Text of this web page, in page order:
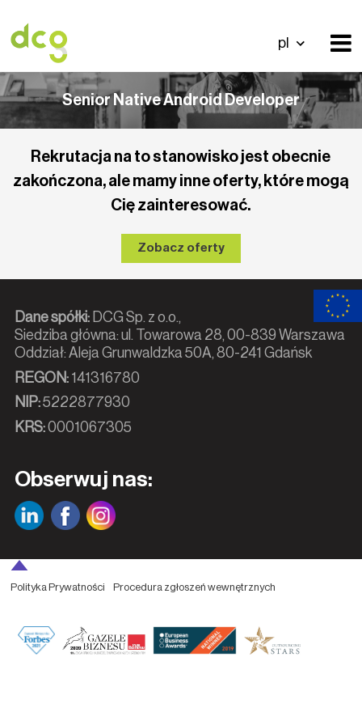
pl
Senior Native Android Developer
Rekrutacja na to stanowisko jest obecnie
zakończona, ale mamy inne oferty, które mogą
Cię zainteresować.
Zobacz oferty
Dane spółki:DCG Sp. z o.o.,
Siedziba główna: ul. Towarowa 28, 00-839 Warszawa
Oddział: Aleja Grunwaldzka 50A, 80-241 Gdańsk
REGON:141316780
NIP:5222877930
KRS:0001067305
Obserwuj nas:
Polityka Prywatności Procedura zgłoszeń wewnętrznych